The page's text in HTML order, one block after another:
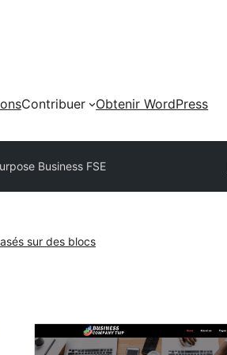
Contribuer
Obtenir WordPress
Business FSE
sur des blocs